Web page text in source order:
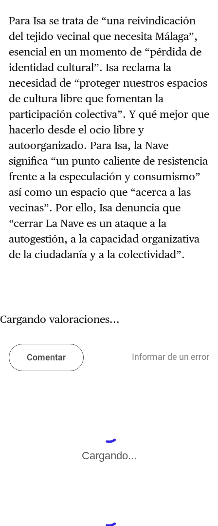
Para Isa se trata de “una reivindicación
del tejido vecinal que necesita Málaga”,
esencial en un momento de “pérdida de
identidad cultural”. Isa reclama la
necesidad de “proteger nuestros espacios
de cultura libre que fomentan la
participación colectiva”. Y qué mejor que
hacerlo desde el ocio libre y
autoorganizado. Para Isa, la Nave
significa “un punto caliente de resistencia
frente a la especulación y consumismo”
así como un espacio que “acerca a las
vecinas”. Por ello, Isa denuncia que
“cerrar La Nave es un ataque a la
autogestión, a la capacidad organizativa
de la ciudadanía y a la colectividad”.
Cargando valoraciones...
Comentar Informar de un error
Cargando...